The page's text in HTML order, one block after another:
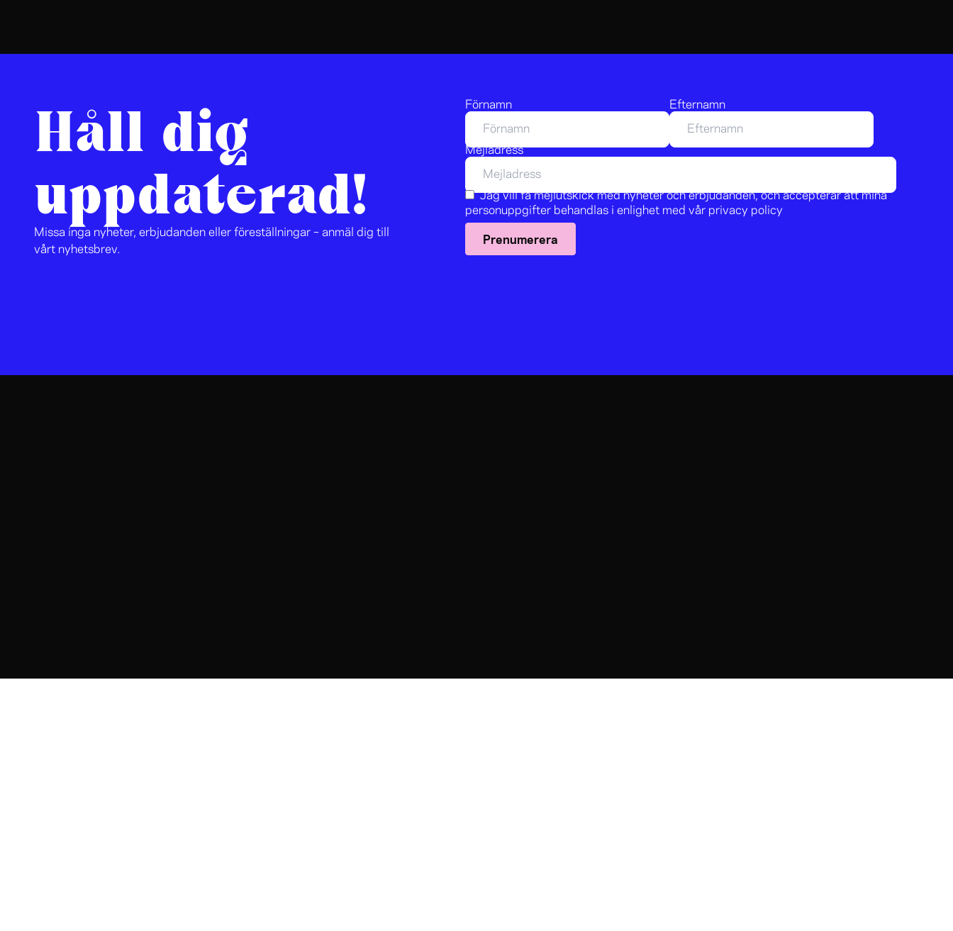
Håll dig
uppdaterad!
Missa inga nyheter, erbjudanden eller föreställningar – anmäl dig till
vårt nyhetsbrev.
Förnamn Efternamn
Mejladress
Jag vill få mejlutskick med nyheter och erbjudanden, och accepterar att mina
personuppgifter behandlas i enlighet med vår privacy policy
Prenumerera